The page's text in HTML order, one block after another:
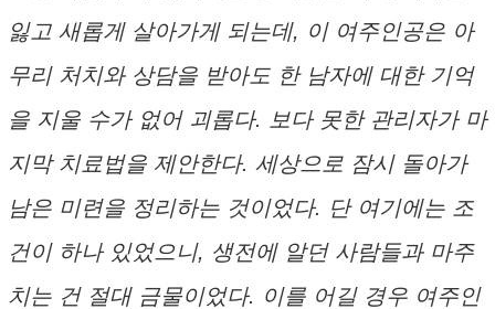
잃고 새롭게 살아가게 되는데, 이 여주인공은 아
무리 처치와 상담을 받아도 한 남자에 대한 기억
을 지울 수가 없어 괴롭다. 보다 못한 관리자가 마
지막 치료법을 제안한다. 세상으로 잠시 돌아가
남은 미련을 정리하는 것이었다. 단 여기에는 조
건이 하나 있었으니, 생전에 알던 사람들과 마주
치는 건 절대 금물이었다. 이를 어길 경우 여주인